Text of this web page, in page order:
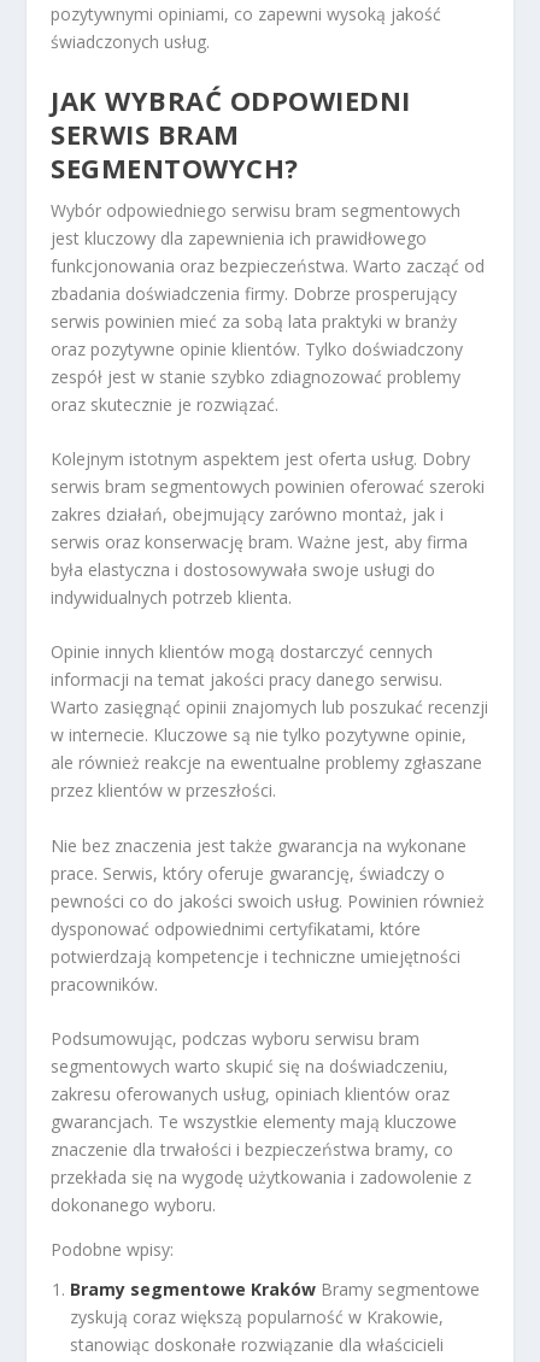
pozytywnymi opiniami, co zapewni wysoką jakość
świadczonych usług.
JAK WYBRAĆ ODPOWIEDNI
SERWIS BRAM
SEGMENTOWYCH?
Wybór odpowiedniego serwisu bram segmentowych
jest kluczowy dla zapewnienia ich prawidłowego
funkcjonowania oraz bezpieczeństwa. Warto zacząć od
zbadania doświadczenia firmy. Dobrze prosperujący
serwis powinien mieć za sobą lata praktyki w branży
oraz pozytywne opinie klientów. Tylko doświadczony
zespół jest w stanie szybko zdiagnozować problemy
oraz skutecznie je rozwiązać.
Kolejnym istotnym aspektem jest oferta usług. Dobry
serwis bram segmentowych powinien oferować szeroki
zakres działań, obejmujący zarówno montaż, jak i
serwis oraz konserwację bram. Ważne jest, aby firma
była elastyczna i dostosowywała swoje usługi do
indywidualnych potrzeb klienta.
Opinie innych klientów mogą dostarczyć cennych
informacji na temat jakości pracy danego serwisu.
Warto zasięgnąć opinii znajomych lub poszukać recenzji
w internecie. Kluczowe są nie tylko pozytywne opinie,
ale również reakcje na ewentualne problemy zgłaszane
przez klientów w przeszłości.
Nie bez znaczenia jest także gwarancja na wykonane
prace. Serwis, który oferuje gwarancję, świadczy o
pewności co do jakości swoich usług. Powinien również
dysponować odpowiednimi certyfikatami, które
potwierdzają kompetencje i techniczne umiejętności
pracowników.
Podsumowując, podczas wyboru serwisu bram
segmentowych warto skupić się na doświadczeniu,
zakresu oferowanych usług, opiniach klientów oraz
gwarancjach. Te wszystkie elementy mają kluczowe
znaczenie dla trwałości i bezpieczeństwa bramy, co
przekłada się na wygodę użytkowania i zadowolenie z
dokonanego wyboru.
Podobne wpisy:
Bramy segmentowe Kraków Bramy segmentowe
zyskują coraz większą popularność w Krakowie,
stanowiąc doskonałe rozwiązanie dla właścicieli